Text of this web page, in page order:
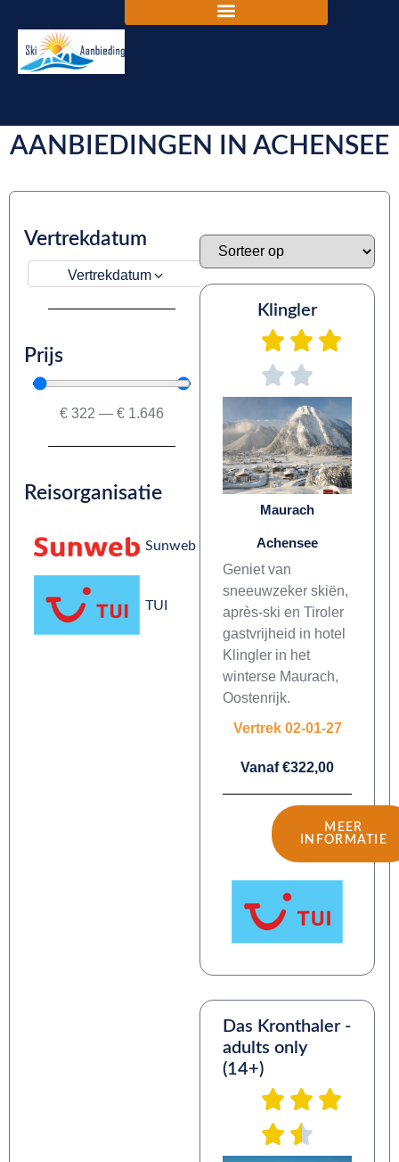
AANBIEDINGEN IN ACHENSEE
Vertrekdatum
Vertrekdatum
Prijs
€ 322 — € 1.646
Reisorganisatie
Sunweb
TUI
Klingler
Maurach
Achensee
Geniet van
sneeuwzeker skiën,
après-ski en Tiroler
gastvrijheid in hotel
Klingler in het
winterse Maurach,
Oostenrijk.
Vertrek 02-01-27
Vanaf €322,00
MEER
INFORMATIE
Das Kronthaler -
adults only
(14+)